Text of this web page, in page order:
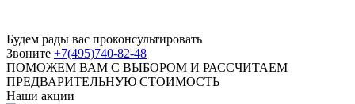
Будем рады вас проконсультировать
Звоните +7(495)740-82-48
ПОМОЖЕМ ВАМ С ВЫБОРОМ И РАССЧИТАЕМ
ПРЕДВАРИТЕЛЬНУЮ СТОИМОСТЬ
Наши акции